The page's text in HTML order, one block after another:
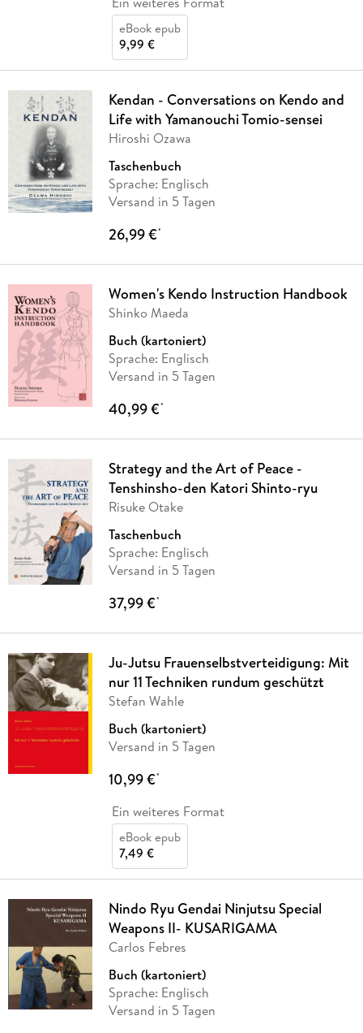
eBook epub
9,99 €
Kendan - Conversations on Kendo and
Life with Yamanouchi Tomio-sensei
Hiroshi Ozawa
Taschenbuch
Sprache: Englisch
Versand in 5 Tagen
26,99 €*
Women's Kendo Instruction Handbook
Shinko Maeda
Buch (kartoniert)
Sprache: Englisch
Versand in 5 Tagen
40,99 €*
Strategy and the Art of Peace -
Tenshinsho-den Katori Shinto-ryu
Risuke Otake
Taschenbuch
Sprache: Englisch
Versand in 5 Tagen
37,99 €*
Ju-Jutsu Frauenselbstverteidigung: Mit
nur 11 Techniken rundum geschützt
Stefan Wahle
Buch (kartoniert)
Versand in 5 Tagen
10,99 €*
Ein weiteres Format
eBook epub
7,49 €
Nindo Ryu Gendai Ninjutsu Special
Weapons II- KUSARIGAMA
Carlos Febres
Buch (kartoniert)
Sprache: Englisch
Versand in 5 Tagen